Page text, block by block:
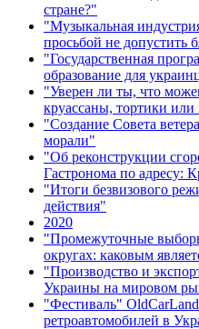
стране?"
"Музыкальная
просьбой не допустить
"Государственная
образование для
"Уверен ли ты, что
круассаны, тортики
"Создание Совета
морали"
"Об реконструкции
Гастронома по адресу:
"Итоги безвизового
действия"
2020
"Промежуточные
округах: каковым
"Производство и
Украины на мировом
"Фестиваль"
ретроавтомобилей в